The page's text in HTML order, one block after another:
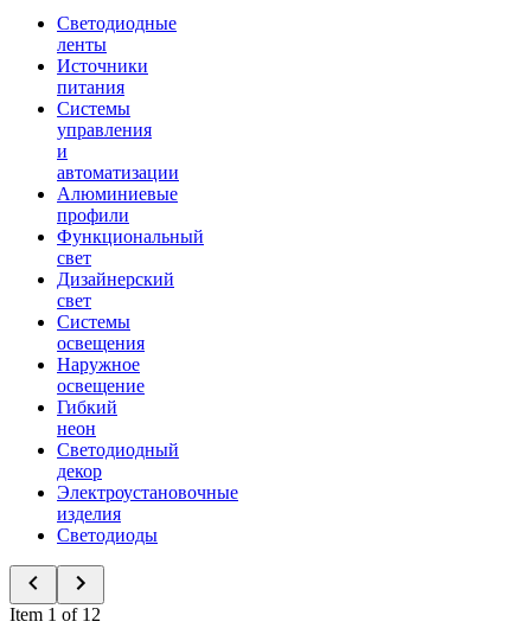
Светодиодные
ленты
Источники
питания
Системы
управления
и
автоматизации
Алюминиевые
профили
Функциональный
свет
Дизайнерский
свет
Системы
освещения
Наружное
освещение
Гибкий
неон
Светодиодный
декор
Электроустановочные
изделия
Светодиоды
Item 1 of 12